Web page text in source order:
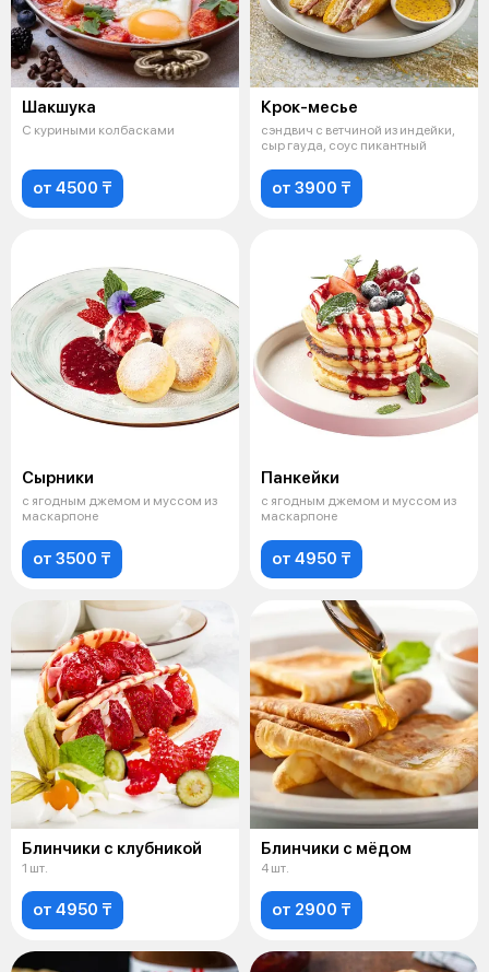
Шакшука
С куриными колбасками
от 4500 ₸
Крок-месье
сэндвич с ветчиной из индейки,
сыр гауда, соус пикантный
от 3900 ₸
Сырники
с ягодным джемом и муссом из
маскарпоне
от 3500 ₸
Панкейки
с ягодным джемом и муссом из
маскарпоне
от 4950 ₸
Блинчики с клубникой
1 шт.
от 4950 ₸
Блинчики с мёдом
4 шт.
от 2900 ₸